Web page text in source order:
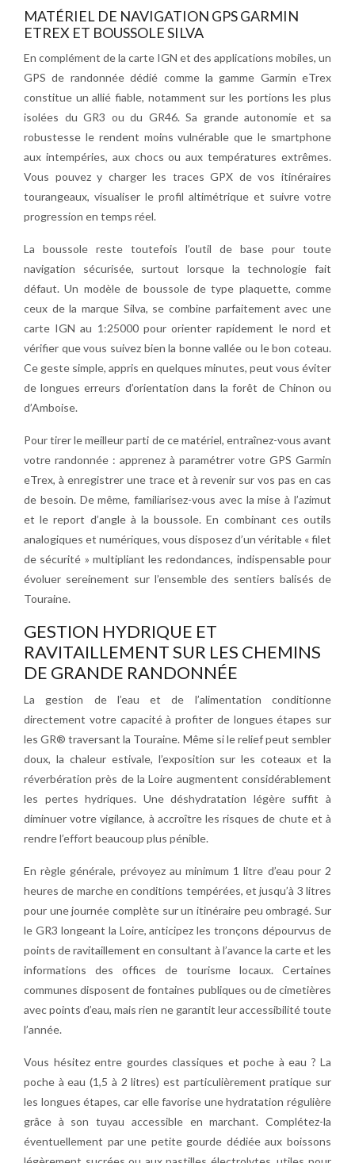
MATÉRIEL DE NAVIGATION GPS GARMIN
ETREX ET BOUSSOLE SILVA
En complément de la carte IGN et des applications mobiles, un
GPS de randonnée dédié comme la gamme Garmin eTrex
constitue un allié fiable, notamment sur les portions les plus
isolées du GR3 ou du GR46. Sa grande autonomie et sa
robustesse le rendent moins vulnérable que le smartphone
aux intempéries, aux chocs ou aux températures extrêmes.
Vous pouvez y charger les traces GPX de vos itinéraires
tourangeaux, visualiser le profil altimétrique et suivre votre
progression en temps réel.
La boussole reste toutefois l’outil de base pour toute
navigation sécurisée, surtout lorsque la technologie fait
défaut. Un modèle de boussole de type plaquette, comme
ceux de la marque Silva, se combine parfaitement avec une
carte IGN au 1:25000 pour orienter rapidement le nord et
vérifier que vous suivez bien la bonne vallée ou le bon coteau.
Ce geste simple, appris en quelques minutes, peut vous éviter
de longues erreurs d’orientation dans la forêt de Chinon ou
d’Amboise.
Pour tirer le meilleur parti de ce matériel, entraînez-vous avant
votre randonnée : apprenez à paramétrer votre GPS Garmin
eTrex, à enregistrer une trace et à revenir sur vos pas en cas
de besoin. De même, familiarisez-vous avec la mise à l’azimut
et le report d’angle à la boussole. En combinant ces outils
analogiques et numériques, vous disposez d’un véritable « filet
de sécurité » multipliant les redondances, indispensable pour
évoluer sereinement sur l’ensemble des sentiers balisés de
Touraine.
GESTION HYDRIQUE ET
RAVITAILLEMENT SUR LES CHEMINS
DE GRANDE RANDONNÉE
La gestion de l’eau et de l’alimentation conditionne
directement votre capacité à profiter de longues étapes sur
les GR® traversant la Touraine. Même si le relief peut sembler
doux, la chaleur estivale, l’exposition sur les coteaux et la
réverbération près de la Loire augmentent considérablement
les pertes hydriques. Une déshydratation légère suffit à
diminuer votre vigilance, à accroître les risques de chute et à
rendre l’effort beaucoup plus pénible.
En règle générale, prévoyez au minimum 1 litre d’eau pour 2
heures de marche en conditions tempérées, et jusqu’à 3 litres
pour une journée complète sur un itinéraire peu ombragé. Sur
le GR3 longeant la Loire, anticipez les tronçons dépourvus de
points de ravitaillement en consultant à l’avance la carte et les
informations des offices de tourisme locaux. Certaines
communes disposent de fontaines publiques ou de cimetières
avec points d’eau, mais rien ne garantit leur accessibilité toute
l’année.
Vous hésitez entre gourdes classiques et poche à eau ? La
poche à eau (1,5 à 2 litres) est particulièrement pratique sur
les longues étapes, car elle favorise une hydratation régulière
grâce à son tuyau accessible en marchant. Complétez-la
éventuellement par une petite gourde dédiée aux boissons